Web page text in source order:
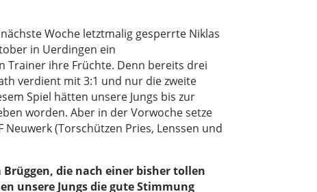
Woche letztmalig gesperrte Niklas
in Uerdingen ein
Trainer ihre Früchte. Denn bereits drei
verdient mit 3:1 und nur die zweite
Spiel hätten unsere Jungs bis zur
worden. Aber in der Vorwoche setze
(Torschützen Pries, Lenssen und
die nach einer bisher tollen
unsere Jungs die gute Stimmung